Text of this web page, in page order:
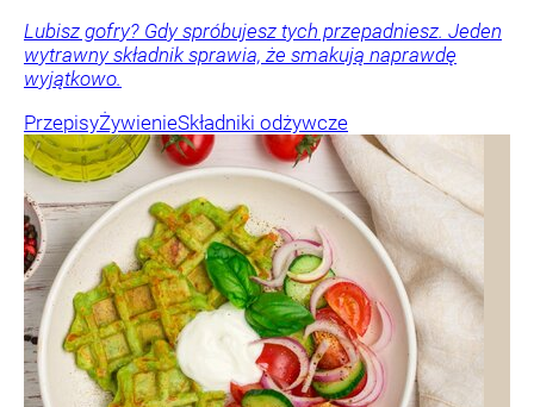
Lubisz gofry? Gdy spróbujesz tych przepadniesz. Jeden
wytrawny składnik sprawia, że smakują naprawdę
wyjątkowo.
PrzepisyŻywienieSkładniki odżywcze